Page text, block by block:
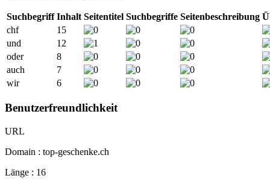
Suchbegriff Inhalt Seitentitel Suchbegriffe Seitenbeschreibung
chf
15
und
12
oder
8
auch
7
wir
6
Benutzerfreundlichkeit
URL
Domain : top-geschenke.ch
Länge : 16